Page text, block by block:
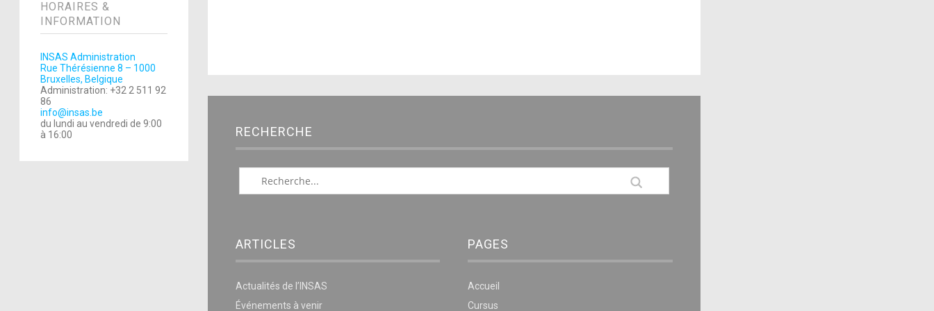
HORAIRES &
INFORMATION
INSAS Administration
Rue Thérésienne 8 – 1000
Bruxelles, Belgique
Administration: +32 2 511 92
86
info@insas.be
du lundi au vendredi de 9:00
à 16:00
RECHERCHE
ARTICLES
Actualités de l’INSAS
Événements à venir
PAGES
Accueil
Cursus